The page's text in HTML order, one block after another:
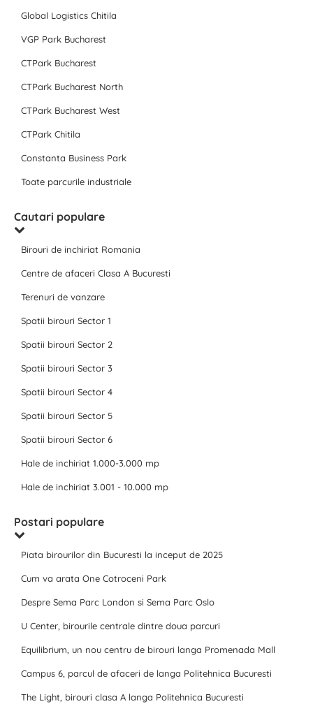
Global Logistics Chitila
VGP Park Bucharest
CTPark Bucharest
CTPark Bucharest North
CTPark Bucharest West
CTPark Chitila
Constanta Business Park
Toate parcurile industriale
Cautari populare
Birouri de inchiriat Romania
Centre de afaceri Clasa A Bucuresti
Terenuri de vanzare
Spatii birouri Sector 1
Spatii birouri Sector 2
Spatii birouri Sector 3
Spatii birouri Sector 4
Spatii birouri Sector 5
Spatii birouri Sector 6
Hale de inchiriat 1.000-3.000 mp
Hale de inchiriat 3.001 - 10.000 mp
Postari populare
Piata birourilor din Bucuresti la inceput de 2025
Cum va arata One Cotroceni Park
Despre Sema Parc London si Sema Parc Oslo
U Center, birourile centrale dintre doua parcuri
Equilibrium, un nou centru de birouri langa Promenada Mall
Campus 6, parcul de afaceri de langa Politehnica Bucuresti
The Light, birouri clasa A langa Politehnica Bucuresti